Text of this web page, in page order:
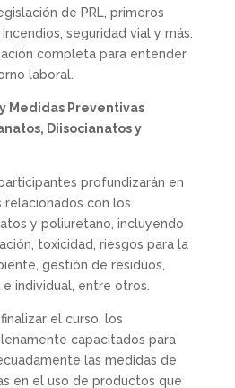
de PRL, primeros
seguridad vial y más.
completa para entender
laboral.
Medidas Preventivas
Diisocianatos y
profundizarán en
con los
y poliuretano, incluyendo
toxicidad, riesgos para la
gestión de residuos,
individual, entre otros.
el curso, los
capacitados para
las medidas de
en el uso de productos que